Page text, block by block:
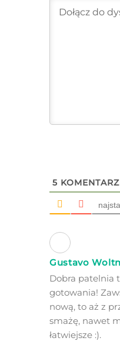
5
Gustavo
Dobra patelnia
gotowania!
nową, to aż z
smażę, nawet
łatwiejsze :).